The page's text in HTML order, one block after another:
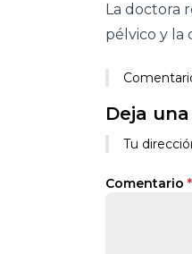
La doctora
pélvico y la
Deja
Tu
Comentario *